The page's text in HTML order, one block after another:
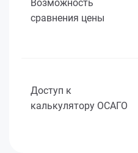
Возможность
сравнения цены
Доступ к
калькулятору ОСАГО